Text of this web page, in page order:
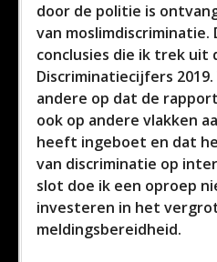
door de politie is
van moslimdiscriminatie.
conclusies die ik trek uit
Discriminatiecijfers
andere op dat de
ook op andere vlakken
heeft ingeboet en dat
van discriminatie op
slot doe ik een oproep
investeren in het
meldingsbereidheid.